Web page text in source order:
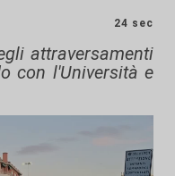
24 sec
attraversamenti
con l'Università e